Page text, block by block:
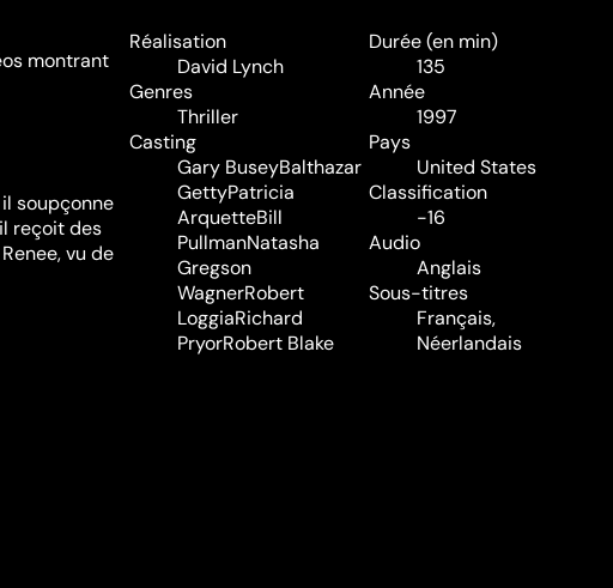
montrant
soupçonne
reçoit des
vu de
Réalisation
David Lynch
Genres
Thriller
Casting
Gary BuseyBalthazar
GettyPatricia
ArquetteBill
PullmanNatasha
Gregson
WagnerRobert
LoggiaRichard
PryorRobert Blake
Durée (en min)
135
Année
1997
Pays
United States
Classification
-16
Audio
Anglais
Sous-titres
Français,
Néerlandais